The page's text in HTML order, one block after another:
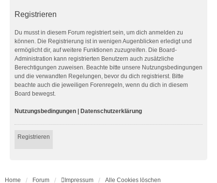
Registrieren
Du musst in diesem Forum registriert sein, um dich anmelden zu
können. Die Registrierung ist in wenigen Augenblicken erledigt und
ermöglicht dir, auf weitere Funktionen zuzugreifen. Die Board-
Administration kann registrierten Benutzern auch zusätzliche
Berechtigungen zuweisen. Beachte bitte unsere Nutzungsbedingungen
und die verwandten Regelungen, bevor du dich registrierst. Bitte
beachte auch die jeweiligen Forenregeln, wenn du dich in diesem
Board bewegst.
Nutzungsbedingungen Datenschutzerklärung
Registrieren
Home Forum Impressum Alle Cookies löschen